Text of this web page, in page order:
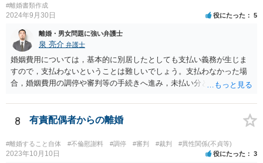
#離婚書類作成
2024年9月30日 役にたった 5
離婚・男女問題に強い弁護士
泉 亮介 弁護士
婚姻費用については，基本的に別居したとしても支払い義務が生じま
すので，支払わないということは難しいでしょう。支払わなかった場
合，婚姻費用の調停や審判等の手続きへ進み，未払い分として差押を
8 有責配偶者からの離婚
#離婚すること自体 #不倫慰謝料 #調停 #審判 #裁判 #異性関係(不貞等)
2023年10月10日 役にたった 3